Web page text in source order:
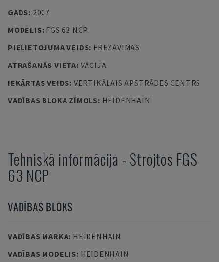
GADS: 2007
MODELIS: FGS 63 NCP
PIELIETOJUMA VEIDS: FREZAVIMAS
ATRAŠANĀS VIETA: VĀCIJA
IEKĀRTAS VEIDS: VERTIKĀLAIS APSTRĀDES CENTRS
VADĪBAS BLOKA ZĪMOLS: HEIDENHAIN
Tehniskā informācija - Strojtos FGS
63 NCP
VADĪBAS BLOKS
VADĪBAS MARKA: HEIDENHAIN
VADĪBAS MODELIS: HEIDENHAIN